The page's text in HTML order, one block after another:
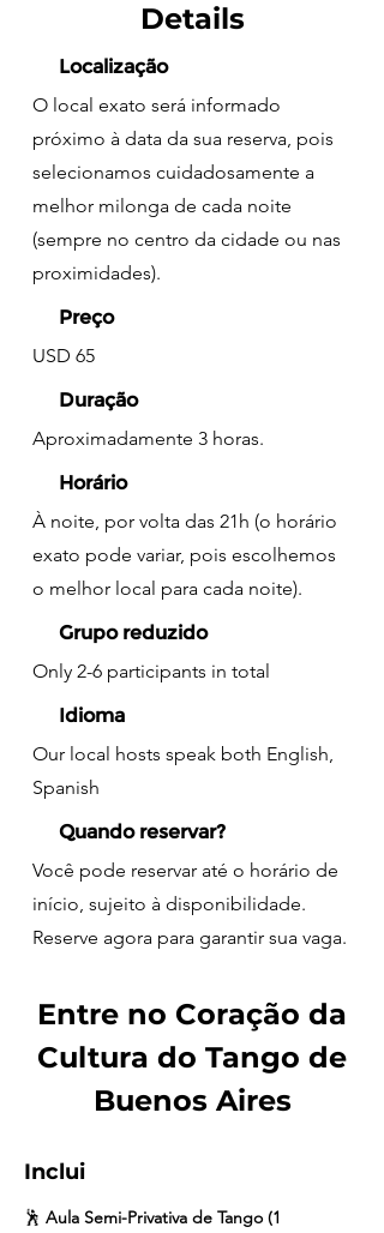
Details
Localização
O local exato será informado
próximo à data da sua reserva, pois
selecionamos cuidadosamente a
melhor milonga de cada noite
(sempre no centro da cidade ou nas
proximidades).
Preço
USD 65
Duração
Aproximadamente 3 horas.
Horário
À noite, por volta das 21h (o horário
exato pode variar, pois escolhemos
o melhor local para cada noite).
Grupo reduzido
Only 2-6 participants in total
Idioma
Our local hosts speak both English,
Spanish
Quando reservar?
Você pode reservar até o horário de
início, sujeito à disponibilidade.
Reserve agora para garantir sua vaga.
Entre no Coração da
Cultura do Tango de
Buenos Aires
Inclui
🕺 Aula Semi-Privativa de Tango (1